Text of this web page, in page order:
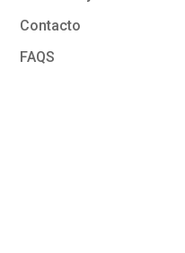
Contacto
FAQS